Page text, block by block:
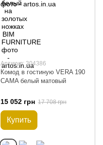
Артикул: 304386
Комод в гостиную VERA 190
CAMA белый матовый
15 052 грн 17 708 грн
Купить